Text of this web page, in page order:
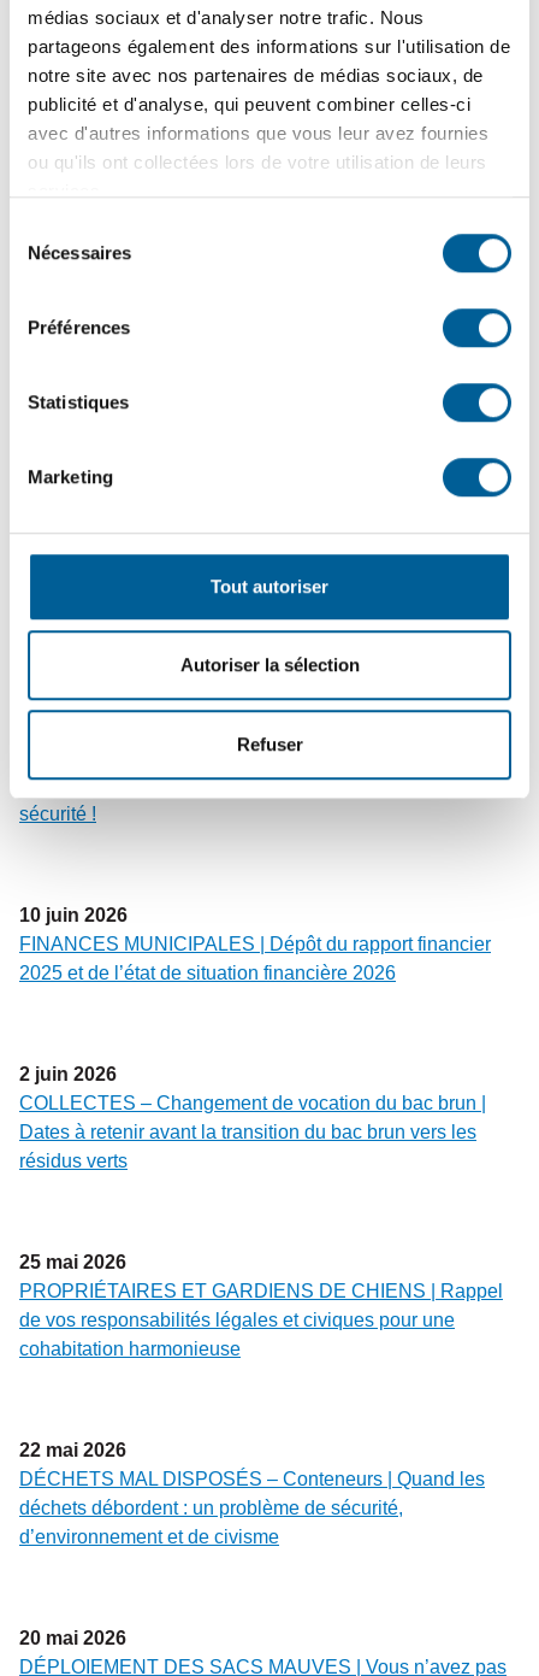
médias sociaux et d'analyser notre trafic. Nous
partageons également des informations sur l'utilisation de
notre site avec nos partenaires de médias sociaux, de
publicité et d'analyse, qui peuvent combiner celles-ci
avec d'autres informations que vous leur avez fournies
ou qu'ils ont collectées lors de votre utilisation de leurs
Nécessaires
Préférences
Statistiques
Marketing
Tout autoriser
Autoriser la sélection
Refuser
8 juillet 2026
AVIS IMPORTANT DE LA SOPFEU | Interdiction des
brûlages à ciel ouvert en vigueur jusqu’à nouvel ordre
ASSISTANCE POLICIÈRE ET SIGNALEMENT | Un été
en toute quiétude avec l’outil interactif créé par la MRC de
22 juin 2026
TOUT NOUVEAU CHAPITRE DE SON HISTOIRE | Une
l’église patrimoniale, un lieu redonné aux citoyens et aux
organismes locaux.
SÉCURITÉ PUBLIQUE – En cours | Tournée résidentielle
de sensibilisation des pompiers : une visite pour votre
sécurité !
10 juin 2026
FINANCES MUNICIPALES | Dépôt du rapport financier
2025 et de l’état de situation financière 2026
2 juin 2026
COLLECTES – Changement de vocation du bac brun |
Dates à retenir avant la transition du bac brun vers les
résidus verts
25 mai 2026
PROPRIÉTAIRES ET GARDIENS DE CHIENS | Rappel
de vos responsabilités légales et civiques pour une
cohabitation harmonieuse
22 mai 2026
DÉCHETS MAL DISPOSÉS – Conteneurs | Quand les
déchets débordent : un problème de sécurité,
d’environnement et de civisme
20 mai 2026
DÉPLOIEMENT DES SACS MAUVES | Vous n’avez pas